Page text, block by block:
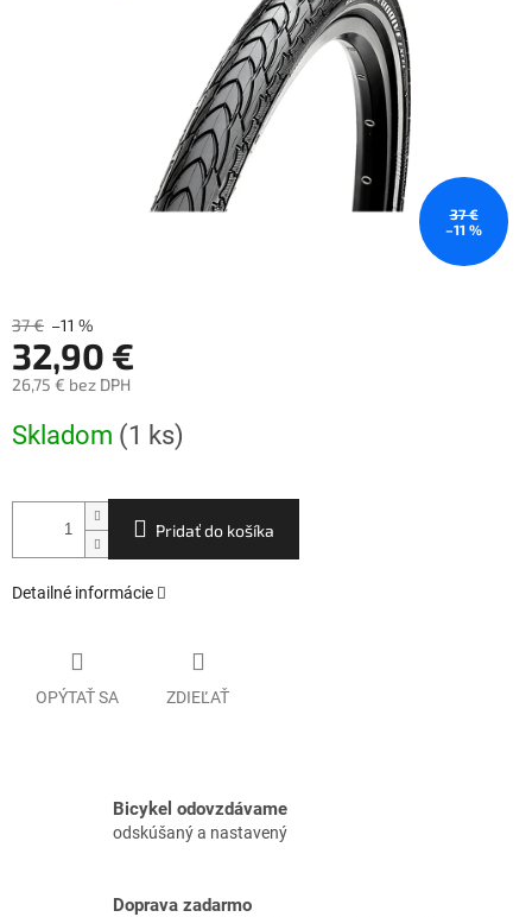
37 €
–11 %
37 € –11 %
32,90 €
26,75 € bez DPH
cena:
Skladom (1 ks)
Pridať do košíka
Detailné informácie
OPÝTAŤ SA ZDIEĽAŤ
Bicykel odovzdávame
odskúšaný a nastavený
Doprava zadarmo